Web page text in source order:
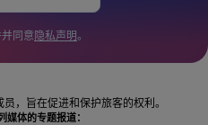
同意 隐私声明。
，旨在促进和保护旅客的权利。
媒体的专题报道：